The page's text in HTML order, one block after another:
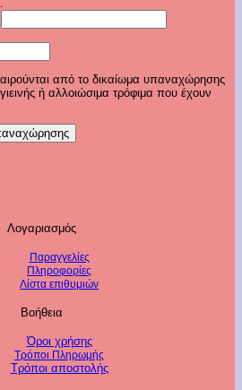
από το δικαίωμα υπαναχώρησης
ή αλλοιώσιμα τρόφιμα που έχουν
Λογαριασμός
Παραγγελίες
Πληροφορίες
Λίστα επιθυμιών
Βοήθεια
Όροι χρήσης
Τρόποι Πληρωμής
Τρόποι αποστολής